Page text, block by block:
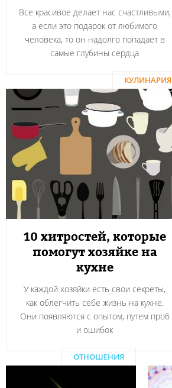
Все красивое делает нас счастливыми,
а если это подарок от любимого
человека, то он надолго попадает в
самые глубины сердца
КУЛИНАРИЯ
10 хитростей, которые
помогут хозяйке на
кухне
У каждой хозяйки есть свои секреты,
как облегчить себе жизнь на кухне.
Они появляются с опытом, путем проб
и ошибок
ОТНОШЕНИЯ